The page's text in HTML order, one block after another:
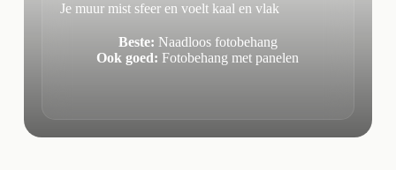
Je muur mist sfeer en voelt kaal en vlak
Beste: Naadloos fotobehang
Ook goed: Fotobehang met panelen